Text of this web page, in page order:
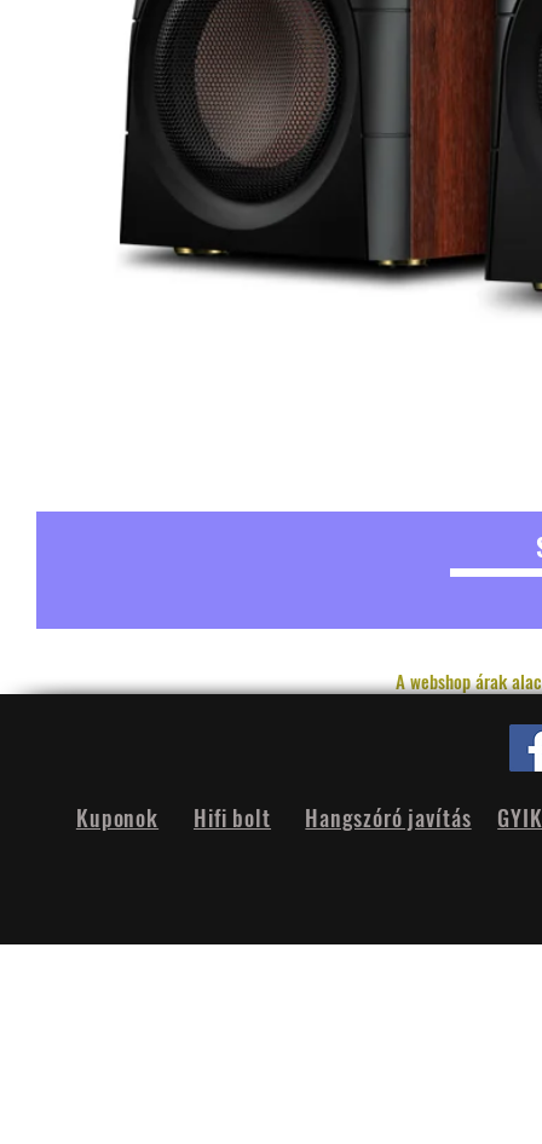
A webshop árak
Hifi bolt
Kuponok Hangszóró javítás GYIK